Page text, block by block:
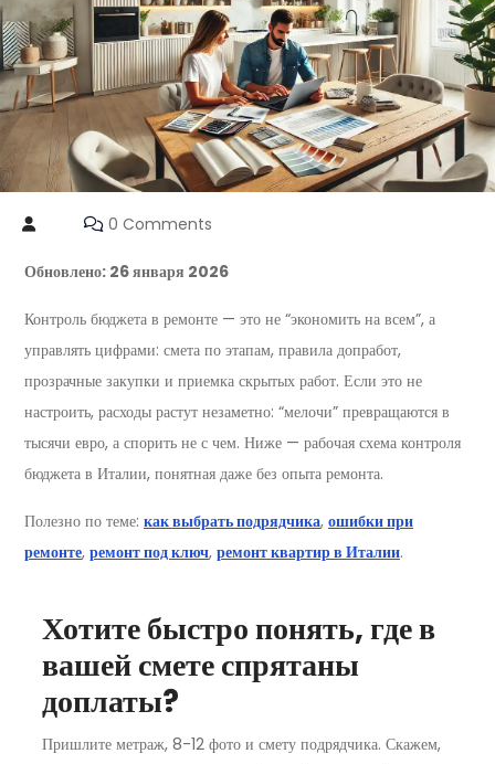
0 Comments
Обновлено: 26 января 2026
Контроль бюджета в ремонте — это не “экономить на всем”, а
управлять цифрами: смета по этапам, правила допработ,
прозрачные закупки и приемка скрытых работ. Если это не
настроить, расходы растут незаметно: “мелочи” превращаются в
тысячи евро, а спорить не с чем. Ниже — рабочая схема контроля
бюджета в Италии, понятная даже без опыта ремонта.
Полезно по теме: как выбрать подрядчика, ошибки при
ремонте, ремонт под ключ, ремонт квартир в Италии.
Хотите быстро понять, где в
вашей смете спрятаны
доплаты?
Пришлите метраж, 8-12 фото и смету подрядчика. Скажем,